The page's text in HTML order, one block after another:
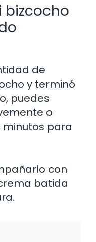
bizcocho
de
y terminó
puedes
o
minutos para
con
batida